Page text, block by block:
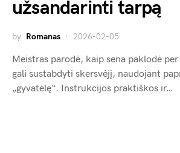
užsandarinti tarpą
by Romanas 2026-02-05
Meistras parodė, kaip sena paklodė
gali sustabdyti skersvėjį, naudojant
„gyvatėlę“. Instrukcijos praktiškos ir…